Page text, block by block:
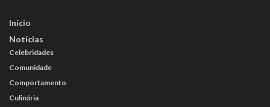
Início
Notícias
Celebridades
Comunidade
Comportamento
Culinária